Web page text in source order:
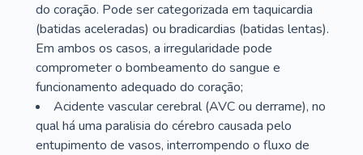
do coração. Pode ser categorizada em taquicardia
(batidas aceleradas) ou bradicardias (batidas lentas).
Em ambos os casos, a irregularidade pode
comprometer o bombeamento do sangue e
funcionamento adequado do coração;
Acidente vascular cerebral (AVC ou derrame), no
qual há uma paralisia do cérebro causada pelo
entupimento de vasos, interrompendo o fluxo de